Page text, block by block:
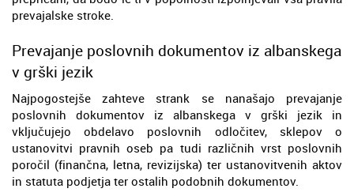
prevajalske stroke.
Prevajanje poslovnih dokumentov iz albanskega
v grški jezik
Najpogostejše zahteve strank se nanašajo prevajanje
poslovnih dokumentov iz albanskega v grški jezik in
vključujejo obdelavo poslovnih odločitev, sklepov o
ustanovitvi pravnih oseb pa tudi različnih vrst poslovnih
poročil (finančna, letna, revizijska) ter ustanovitvenih aktov
in statuta podjetja ter ostalih podobnih dokumentov.